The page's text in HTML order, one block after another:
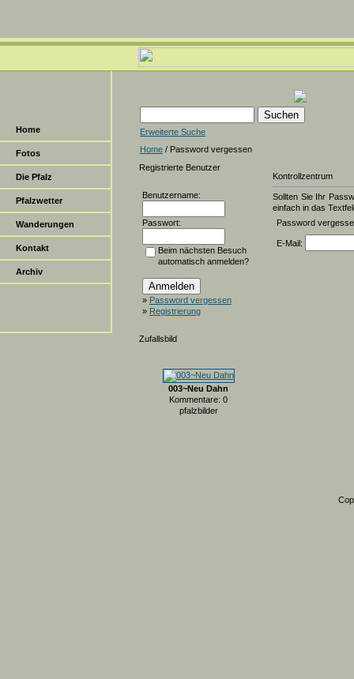
Home
Fotos
Die Pfalz
Pfalzwetter
Wanderungen
Kontakt
Archiv
Erweiterte Suche
Home / Password vergessen
Registrierte Benutzer
Benutzername:
Passwort:
Beim nächsten Besuch
automatisch anmelden?
» Password vergessen
» Registrierung
Zufallsbild
003~Neu Dahn
Kommentare: 0
pfalzbilder
Kontrollzentrum
Sollten Sie Ihr
einfach in das
Password
E-Mail: